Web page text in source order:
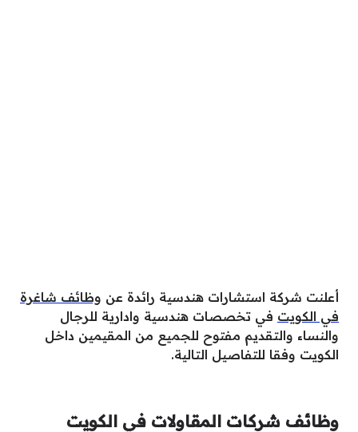
أعلنت شركة استشارات هندسية رائدة عن وظائف شاغرة
في الكويت في تخصصات هندسية وادارية للرجال
والنساء والتقديم مفتوح للجميع من المقيمين داخل
الكويت وفقا للتفاصيل التالية.
وظائف شركات المقاولات في الكويت